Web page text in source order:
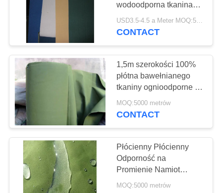
Mongolski
Jubecznik Jubilerski
Wojskowy wojskowy
namiot
wodoodporna tkanina
płócienna do namiotów
CONTACT
1,5m szerokości 100%
płótna bawełnianego
tkaniny ognioodporne do
plandek
samochodowych lub
MOQ:5000 metrów
CONTACT
Płócienny Płócienny
Odporność na
Promienie Namiot
Płótna Tkanina Jasny
MOQ:5000 metrów